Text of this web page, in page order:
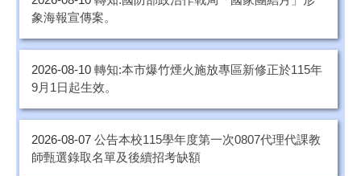
象海報宣傳案。
2026-08-10 轉知:本市爆竹煙火施放專區新修正於115年
9月1日起生效。
2026-08-07 公告本校115學年度第一次0807代理代課教
師甄選錄取名單及後續招考缺額